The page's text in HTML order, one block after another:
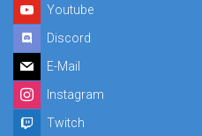
Youtube
Discord
E-Mail
Instagram
Twitch